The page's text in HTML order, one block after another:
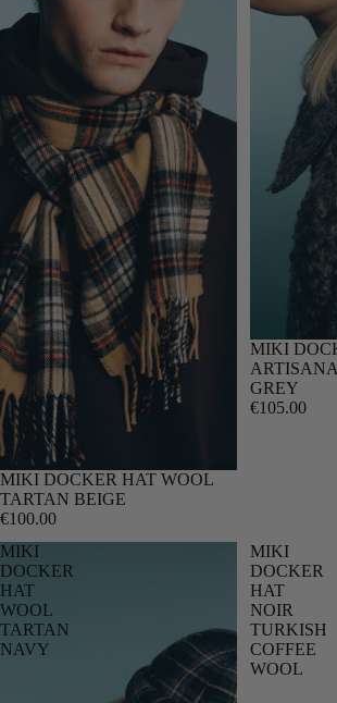
MIKI DOCKER HAT WOOL
TARTAN BEIGE
€100.00
MIKI
GREY
€105.00
MIKI
DOCKER
HAT
WOOL
TARTAN
NAVY
MIKI
DOCKER
HAT
NOIR
TURKISH
COFFEE
WOOL